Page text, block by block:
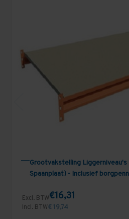
Grootvakstelling Liggerniveau's
Spaanplaat) - Inclusief
Excl. BTW€16,31
Incl. BTW€ 19,74